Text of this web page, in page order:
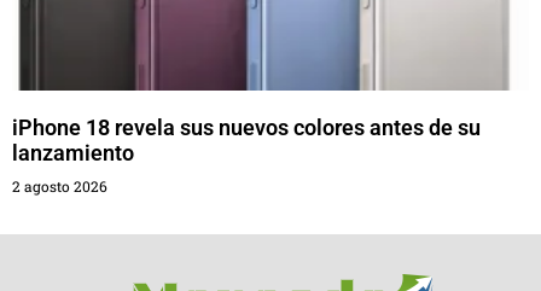
iPhone 18 revela sus nuevos colores antes de su
lanzamiento
2 agosto 2026